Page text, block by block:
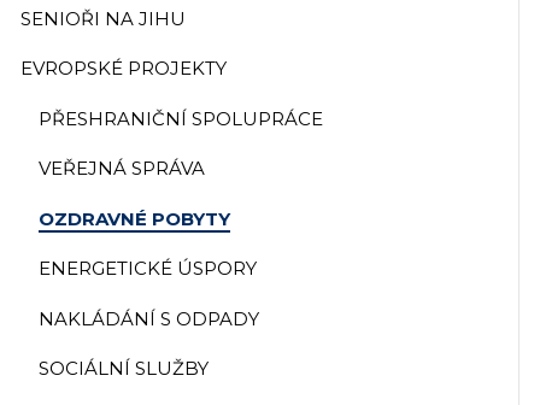
SENIOŘI NA JIHU
EVROPSKÉ PROJEKTY
PŘESHRANIČNÍ SPOLUPRÁCE
VEŘEJNÁ SPRÁVA
OZDRAVNÉ POBYTY
ENERGETICKÉ ÚSPORY
NAKLÁDÁNÍ S ODPADY
SOCIÁLNÍ SLUŽBY